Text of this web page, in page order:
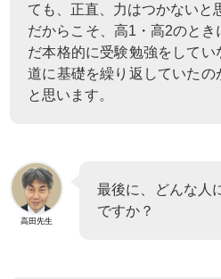
ても、正直、力はつかないと
だからこそ、高1・高2のとき
だ本格的に受験勉強をしてい
道に基礎を繰り返していたの
と思います。
高田先生
最後に、どんな人
ですか？